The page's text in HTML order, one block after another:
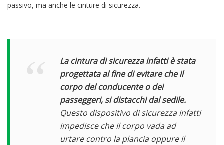
passivo, ma anche le cinture di sicurezza.
La cintura di sicurezza infatti è stata
progettata al fine di evitare che il
corpo del conducente o dei
passeggeri, si distacchi dal sedile.
Questo dispositivo di sicurezza infatti
impedisce che il corpo vada ad
urtare contro la plancia oppure il